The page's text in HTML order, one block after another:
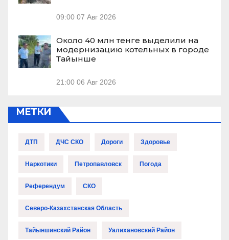
09:00 07 Авг 2026
Около 40 млн тенге выделили на
модернизацию котельных в городе
Тайынше
21:00 06 Авг 2026
МЕТКИ
ДТП ДЧС СКО Дороги Здоровье
Наркотики Петропавловск Погода
Референдум СКО
Северо-Казахстанская Область
Тайыншинский Район Уалихановский Район